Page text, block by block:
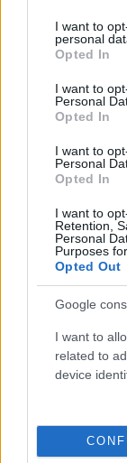
not limited to
grant or deny
use your data
consent section.
I want to
personal
Opted In
I want to
Personal
Opted In
I want to
Personal
Opted In
I want to
Retention,
Personal
Purposes
Opted Out
Google
I want to
related to
device
Θεσσαλονίκη:
που σκότωσε
30.12.2023 09:41
πρόθεση στον